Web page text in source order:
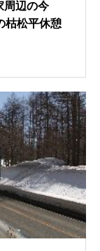
周辺の今
枯松平休憩